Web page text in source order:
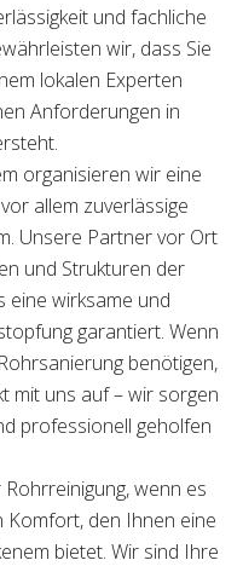
und fachliche
wir, dass Sie
lokalen Experten
Anforderungen in
organisieren wir eine
allem zuverlässige
Unsere Partner vor Ort
und Strukturen der
eine wirksame und
garantiert. Wenn
benötigen,
mit uns auf – wir sorgen
professionell geholfen
wenn es
Komfort, den Ihnen eine
bietet. Wir sind Ihre